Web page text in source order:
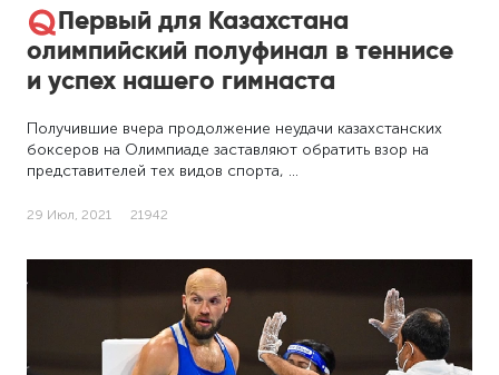
Первый для Казахстана
олимпийский полуфинал в теннисе
и успех нашего гимнаста
Получившие вчера продолжение неудачи казахстанских
боксеров на Олимпиаде заставляют обратить взор на
представителей тех видов спорта, …
29 Июл, 2021 21942